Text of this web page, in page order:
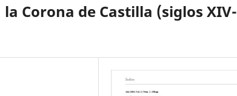
Corona de Castilla (siglos XIV-